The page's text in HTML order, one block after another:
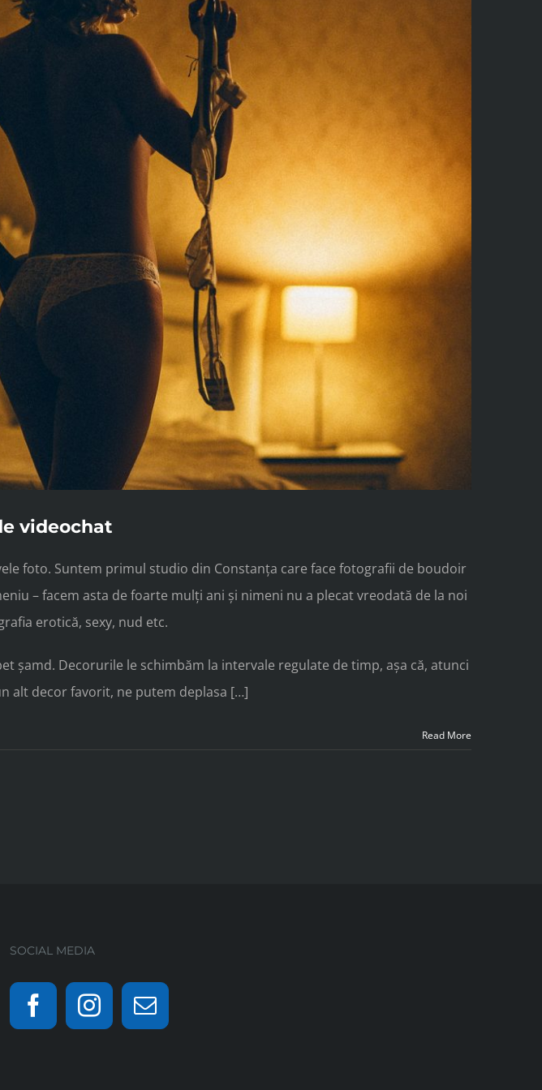
videochat
foto. Suntem primul studio din Constanța care face fotografii de boudoir
– facem asta de foarte mulți ani și nimeni nu a plecat vreodată de la noi
erotică, sexy, nud etc.
șamd. Decorurile le schimbăm la intervale regulate de timp, așa că, atunci
alt decor favorit, ne putem deplasa […]
Read More
SOCIAL MEDIA